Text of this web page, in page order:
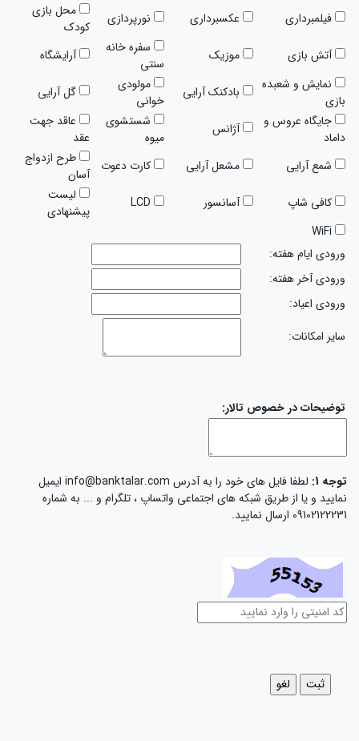
فیلمبرداری عکسبرداری نورپردازی
محل بازی
کودک
آتش بازی
موزیک
سفره خانه
سنتی
آرایشگاه
نمایش و شعبده
بازی
بادکنک آرایی
مولودی
خوانی
گل آرایی
جایگاه عروس و
داماد
آژانس
شستشوی
میوه
عاقد جهت
عقد
شمع آرایی
مشعل آرایی کارت دعوت
طرح ازدواج
آسان
کافی شاپ
آسانسور
لیست
پیشنهادی
ورودی ایام هفته:
ورودی آخر هفته:
ورودی اعیاد:
سایر امکانات:
توضیحات در خصوص تالار:
توجه 1:
لطفا فایل های خود را به آدرس info@banktalar.com ایمیل
نمایید و یا از طریق شبکه های اجتماعی واتساپ ، تلگرام و ... به شماره
09102122231 ارسال نمایید.